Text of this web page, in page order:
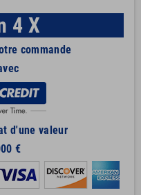
4 X
commande
d'une valeur
€